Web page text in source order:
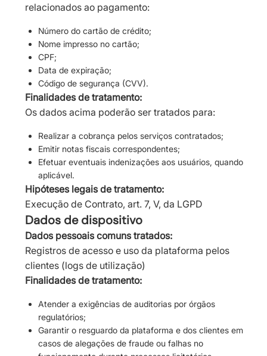
relacionados ao pagamento:
Número do cartão de crédito;
Nome impresso no cartão;
CPF;
Data de expiração;
Código de segurança (CVV).
Finalidades de tratamento:
Os dados acima poderão ser tratados para:
Realizar a cobrança pelos serviços contratados;
Emitir notas fiscais correspondentes;
Efetuar eventuais indenizações aos usuários, quando
aplicável.
Hipóteses legais de tratamento:
Execução de Contrato, art. 7, V, da LGPD
Dados de dispositivo
Dados pessoais comuns tratados:
Registros de acesso e uso da plataforma pelos
clientes (logs de utilização)
Finalidades de tratamento:
Atender a exigências de auditorias por órgãos
regulatórios;
Garantir o resguardo da plataforma e dos clientes em
casos de alegações de fraude ou falhas no